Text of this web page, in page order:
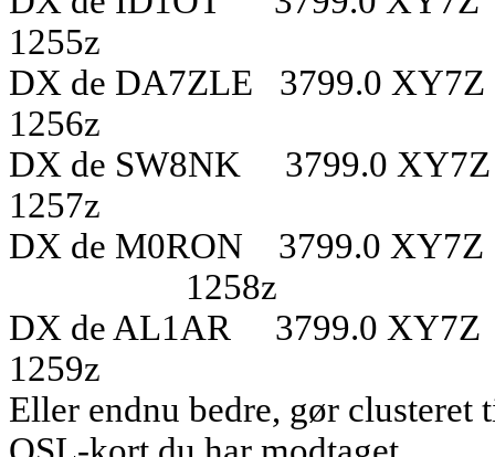
1255z
DX de DA7ZLE
3799.0 XY7Z
1256z
DX de SW8NK
3799.0
1257z
DX de M0RON
3799.0 XY7Z
1258z
DX de AL1AR
3799.0 XY7Z
1259z
Eller endnu bedre, gør